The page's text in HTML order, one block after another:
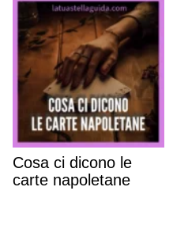
Cosa ci dicono le
carte napoletane